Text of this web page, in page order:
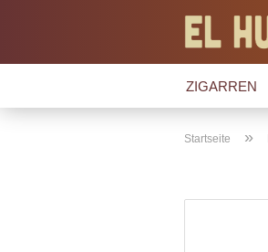
ZIGARREN
Startseite »